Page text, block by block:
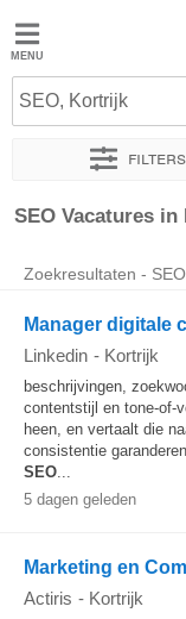
Jobted
Taal
SEO, Kortrijk
Filters
Sorteer op
SEO Vacatures
Zoekresultaten -
Manager digitale
Linkedin - Kortrijk
beschrijvingen,
contentstijl en tone-of-
heen, en vertaalt die
consistentie
SEO...
5 dagen geleden
Marketing en
Actiris - Kortrijk